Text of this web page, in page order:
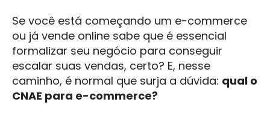
Se você está começando um e-commerce
ou já vende online sabe que é essencial
formalizar seu negócio para conseguir
escalar suas vendas, certo? E, nesse
caminho, é normal que surja a dúvida: qual o
CNAE para e-commerce?